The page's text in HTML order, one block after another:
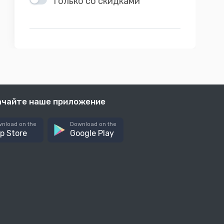
наше приложение
on the
Store
Download on the
Google Play